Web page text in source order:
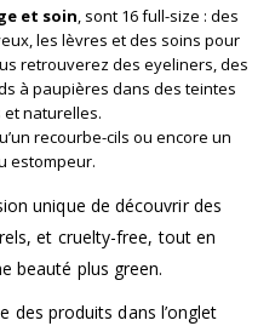
et soin , sont 16 full-size : des
les lèvres et des soins pour
retrouverez des eyeliners, des
à paupières dans des teintes
naturelles.
recourbe-cils ou encore un
estompeur.
unique de découvrir des
et cruelty-free, tout en
beauté plus green.
des produits dans l’onglet